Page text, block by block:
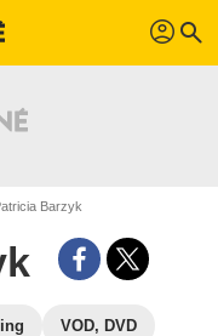
profil search
Barzyk
VOD, DVD